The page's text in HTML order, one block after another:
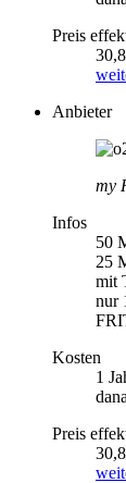
Preis
Anbieter
my
Infos
50
25
mit
nur
Kosten
1
Preis